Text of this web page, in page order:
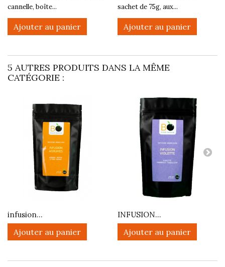
cannelle, boîte...
Ajouter au panier
sachet de 75g, aux...
Ajouter au panier
5 AUTRES PRODUITS DANS LA MÊME
CATÉGORIE :
infusion...
Ajouter au panier
INFUSION...
Ajouter au panier